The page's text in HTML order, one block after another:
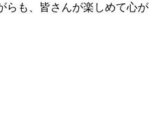
らも、皆さんが楽しめて心が